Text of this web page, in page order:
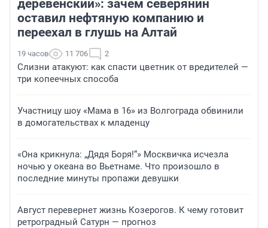
деревенский»: зачем северянин
оставил нефтяную компанию и
переехал в глушь на Алтай
19 часов 11 706 2
Слизни атакуют: как спасти цветник от вредителей —
три копеечных способа
Участницу шоу «Мама в 16» из Волгограда обвинили
в домогательствах к младенцу
«Она крикнула: „Дядя Боря!“» Москвичка исчезла
ночью у океана во Вьетнаме. Что произошло в
последние минуты пропажи девушки
Август перевернет жизнь Козерогов. К чему готовит
ретроградный Сатурн — прогноз